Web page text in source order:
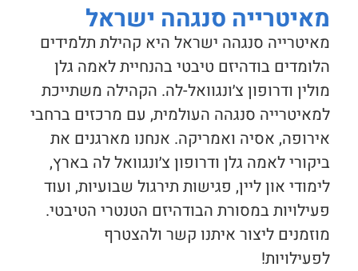
מאיטרייה סנגהה ישראל
מאיטרייה סנגהה ישראל היא קהילת תלמידים
הלומדים בודהיזם טיבטי בהנחיית לאמה גלן
מולין ודרופון צ׳ונגוואל-לה. הקהילה משתייכת
למאיטרייה סנגהה העולמית, עם מרכזים ברחבי
אירופה, אסיה ואמריקה. אנחנו מארגנים את
ביקורי לאמה גלן ודרופון צ׳ונגוואל לה בארץ,
לימודי און ליין, פגישות תירגול שבועיות, ועוד
פעילויות במסורת הבודהיזם הטנטרי הטיבטי.
מוזמנים ליצור איתנו קשר ולהצטרף
לפעילויות!